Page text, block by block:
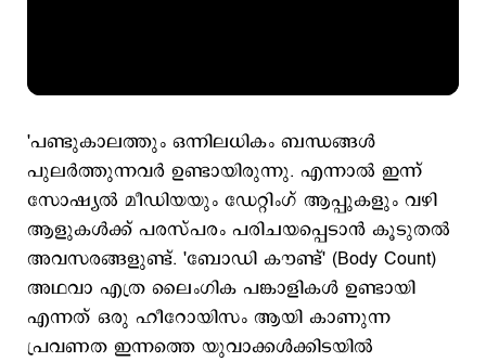
'പണ്ടുകാലത്തും ഒന്നിലധികം ബന്ധങ്ങൾ
പുലർത്തുന്നവർ ഉണ്ടായിരുന്നു. എന്നാൽ ഇന്ന്
സോഷ്യൽ മീഡിയയും ഡേറ്റിംഗ് ആപ്പുകളും വഴി
ആളുകൾക്ക് പരസ്പരം പരിചയപ്പെടാൻ കൂടുതൽ
അവസരങ്ങളുണ്ട്. 'ബോഡി കൗണ്ട്' (Body Count)
അഥവാ എത്ര ലൈംഗിക പങ്കാളികൾ ഉണ്ടായി
എന്നത് ഒരു ഹീറോയിസം ആയി കാണുന്ന
പ്രവണത ഇന്നത്തെ യുവാക്കൾക്കിടയിൽ